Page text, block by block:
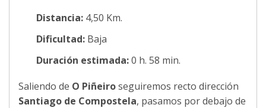
Distancia: 4,50 Km.
Dificultad: Baja
Duración estimada:0 h. 58 min.
Saliendo de O Piñeiroseguiremos recto dirección
Santiago de Compostela, pasamos por debajo de